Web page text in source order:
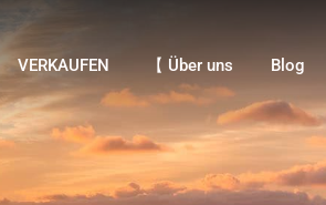
VERKAUFEN
VERKAUFEN 【 Über uns Blog